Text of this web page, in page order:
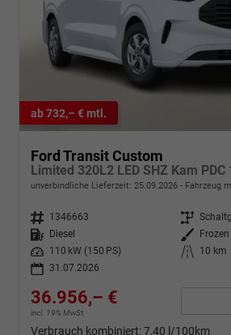
ab 732,– € mtl.
Ford Transit Custom
Limited 320L2 LED SHZ Kam PDC
unverbindliche Lieferzeit: 25.09.2026 Fahrzeug
Fahrzeugnr. 1346663 Getriebe
Kraftstoff
Diesel Außenfarbe
Leistung
110 kW (150 PS) Kilometerstand
10 km
31.07.2026
36.956,– €
incl. 19% MwSt.
Verbrauch kombiniert:7,40 l/100km